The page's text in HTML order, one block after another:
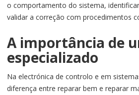
o comportamento do sistema,
validar a correção com procedimentos
A importância de
especializado
Na electrónica de controlo e em
diferença entre reparar bem e reparar